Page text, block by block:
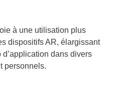
à une utilisation plus
dispositifs AR, élargissant
dans divers
personnels.